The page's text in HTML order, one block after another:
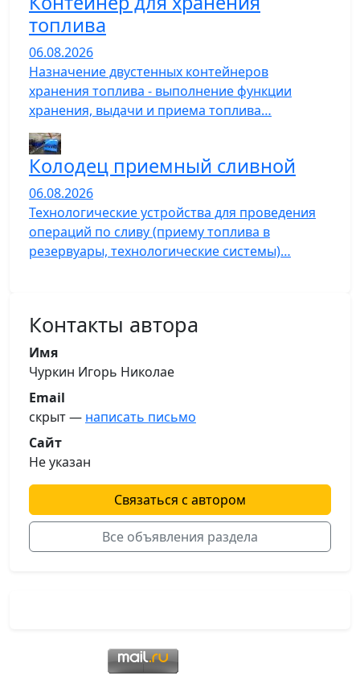
топлива
06.08.2026
Назначение двустенных контейнеров
хранения топлива - выполнение функции
хранения, выдачи и приема топлива…
Колодец приемный сливной
06.08.2026
Технологические устройства для проведения
операций по сливу (приему топлива в
резервуары, технологические системы)…
Контакты автора
Имя
Чуркин Игорь Николае
Email
скрыт — написать письмо
Сайт
Не указан
Связаться с автором
Все объявления раздела